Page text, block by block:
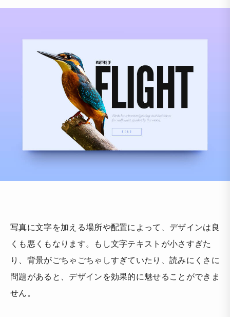
写真に文字を加える場所や配置によって、デザインは良
くも悪くもなります。もし文字テキストが小さすぎた
り、背景がごちゃごちゃしすぎていたり、読みにくさに
問題があると、デザインを効果的に魅せることができま
せん。